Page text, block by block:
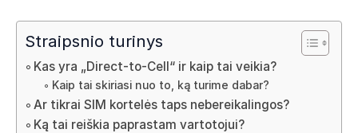
Straipsnio turinys
Kas yra „Direct-to-Cell“ ir kaip tai veikia?
Kaip tai skiriasi nuo to, ką turime dabar?
Ar tikrai SIM kortelės taps nebereikalingos?
Ką tai reiškia paprastam vartotojui?